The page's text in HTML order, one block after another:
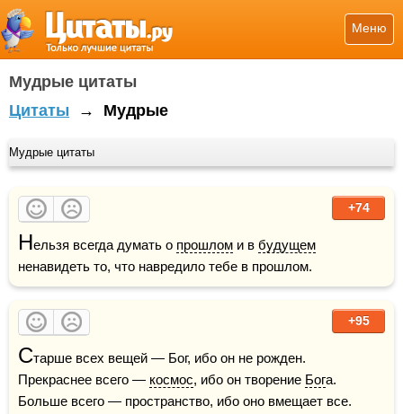
Меню
Мудрые цитаты
Цитаты → Мудрые
Мудрые цитаты
+74
Нельзя всегда думать о прошлом и в будущем
ненавидеть то, что навредило тебе в прошлом.
+95
Старше всех вещей — Бог, ибо он не рожден.
Прекраснее всего — космос, ибо он творение Бога.
Больше всего — пространство, ибо оно вмещает все.